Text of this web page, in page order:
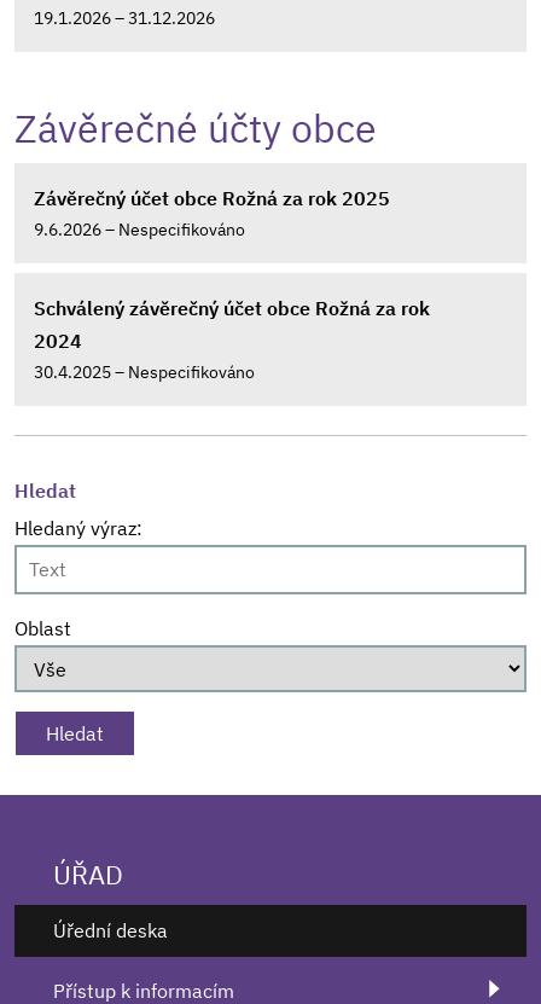
19.1.2026 – 31.12.2026
Závěrečné účty obce
Závěrečný účet obce Rožná za rok 2025
9.6.2026 – Nespecifikováno
Schválený závěrečný účet obce Rožná za rok
2024
30.4.2025 – Nespecifikováno
Hledat
Hledaný výraz:
Oblast
ÚŘAD
Úřední deska
Přístup k informacím